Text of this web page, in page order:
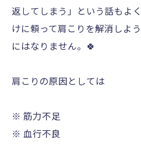
返してしまう」という話もよ
けに頼って肩こりを解消しよ
にはなりません。🍀
肩こりの原因としては
※ 筋力不足
※ 血行不良